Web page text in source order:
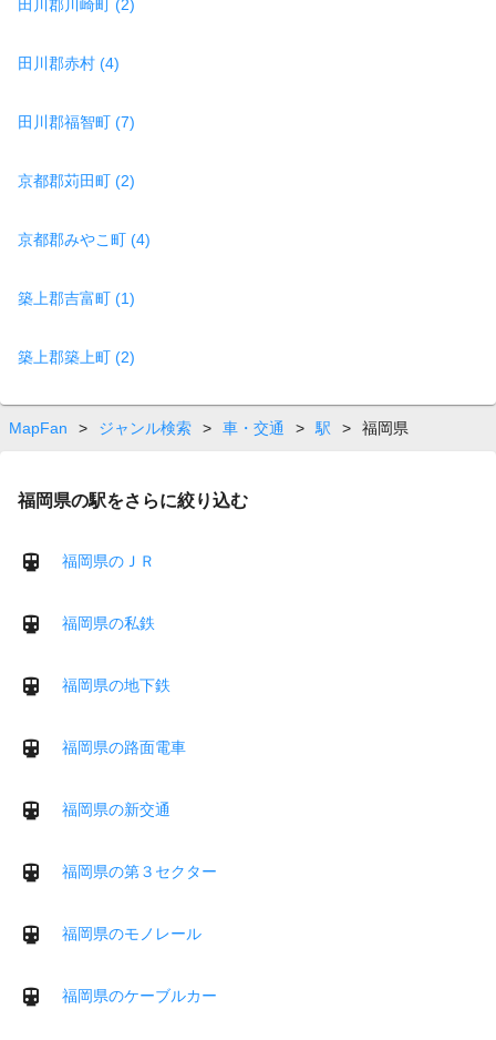
田川郡川崎町 (2)
田川郡赤村 (4)
田川郡福智町 (7)
京都郡苅田町 (2)
京都郡みやこ町 (4)
築上郡吉富町 (1)
築上郡築上町 (2)
MapFan > ジャンル検索 > 車・交通 > 駅 > 福岡県
福岡県の駅をさらに絞り込む
福岡県のＪＲ
福岡県の私鉄
福岡県の地下鉄
福岡県の路面電車
福岡県の新交通
福岡県の第３セクター
福岡県のモノレール
福岡県のケーブルカー